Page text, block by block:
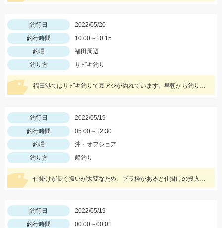
釣行日
2022/05/20
釣行時間
10:00～10:15
釣場
福田周辺
釣り方
サビキ釣り
福田港ではサビキ釣りで豆アジが釣れています。早朝から釣りをしている方で２００匹以上釣っている方もいらっしゃいました。
釣行日
2022/05/19
釣行時間
05:00～12:30
釣場
沖・オフショア
釣り方
船釣り
仕掛けが長く扱いが大変なため、プラ枠があると仕掛けの投入が楽ですよ！
釣行日
2022/05/19
釣行時間
00:00～00:01